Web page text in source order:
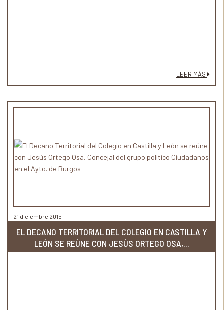
LEER MÁS
21 diciembre 2015
EL DECANO TERRITORIAL DEL COLEGIO EN CASTILLA Y
LEÓN SE REÚNE CON JESÚS ORTEGO OSA,...